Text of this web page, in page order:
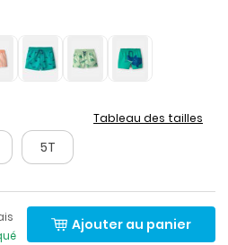
Tableau des tailles
5T
de rabais
par le fabricantAjouter au panier